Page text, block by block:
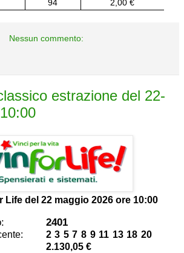
94 2,00 €
Nessun commento:
estrazione del 22-
Life del 22 maggio 2026 ore 10:00
2401
2 3 5 7 8 9 11 13 18 20
2.130,05 €